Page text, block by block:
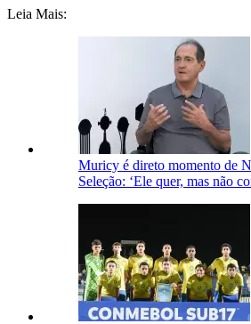
Leia Mais:
Muricy é direto momento de
Seleção: ‘Ele quer, mas não